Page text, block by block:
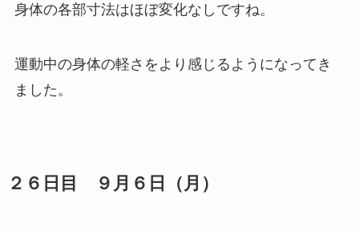
身体の各部寸法はほぼ変化なしですね。
運動中の身体の軽さをより感じるようになってき
ました。
２６日目 ９月６日（月）